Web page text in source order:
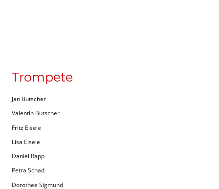
Trompete
Jan Butscher
Valentin Butscher
Fritz Eisele
Lisa Eisele
Daniel Rapp
Petra Schad
Dorothee Sigmund